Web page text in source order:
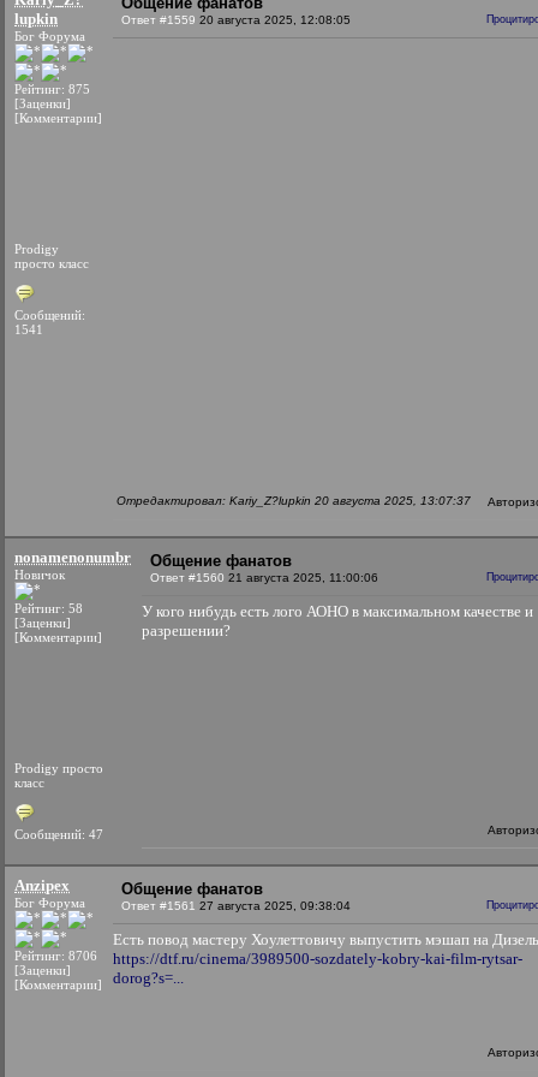
lupkin
Бог Форума
Рейтинг: 875
[Заценки]
[Комментарии]
Prodigy
просто класс
Сообщений:
1541
Ответ #1559 20 августа 2025, 12:08:05
Отредактировал: Kariy_Z?lupkin 20 августа 2025, 13:07:37
nonamenonumbr
Новичок
Рейтинг: 58
[Заценки]
[Комментарии]
Prodigy просто
класс
Сообщений: 47
Общение фанатов
Ответ #1560 21 августа 2025, 11:00:06
У кого нибудь есть лого АОНО в максимальном качестве и
разрешении?
Anzipex
Бог Форума
Рейтинг: 8706
[Заценки]
[Комментарии]
Общение фанатов
Ответ #1561 27 августа 2025, 09:38:04
Есть повод мастеру Хоулеттовичу выпустить мэшап на
https://dtf.ru/cinema/3989500-sozdately-kobry-kai-film-rytsar-
dorog?s=...